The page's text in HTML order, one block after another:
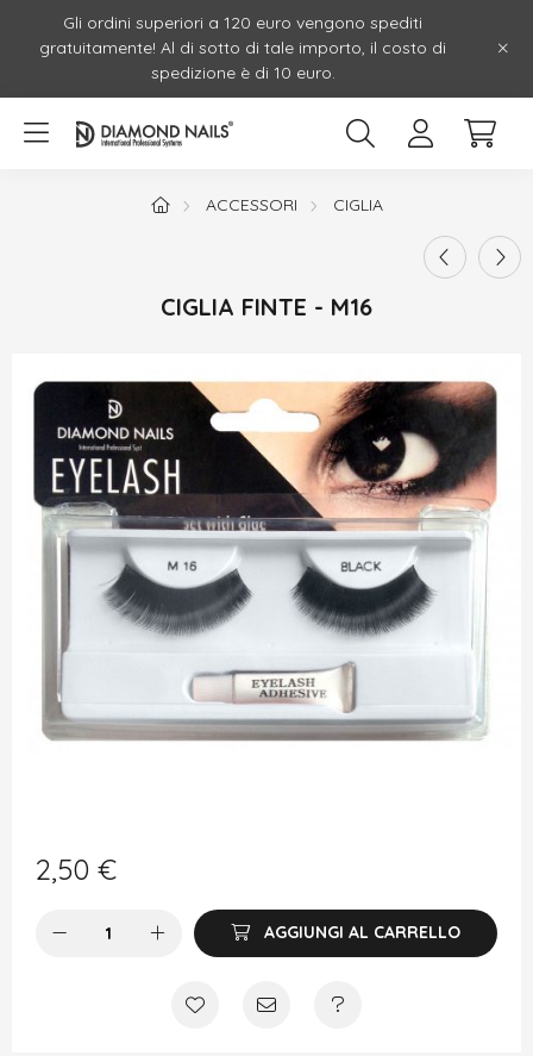
Gli ordini superiori a 120 euro vengono spediti
gratuitamente! Al di sotto di tale importo, il costo di
spedizione è di 10 euro.
ACCESSORI CIGLIA
CIGLIA FINTE - M16
2,50 €
AGGIUNGI AL CARRELLO